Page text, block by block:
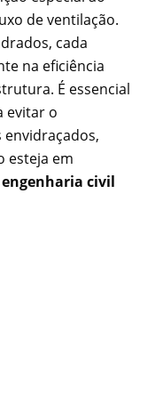
de ventilação.
cada
na eficiência
É essencial
evitar o
esteja em
engenharia civil